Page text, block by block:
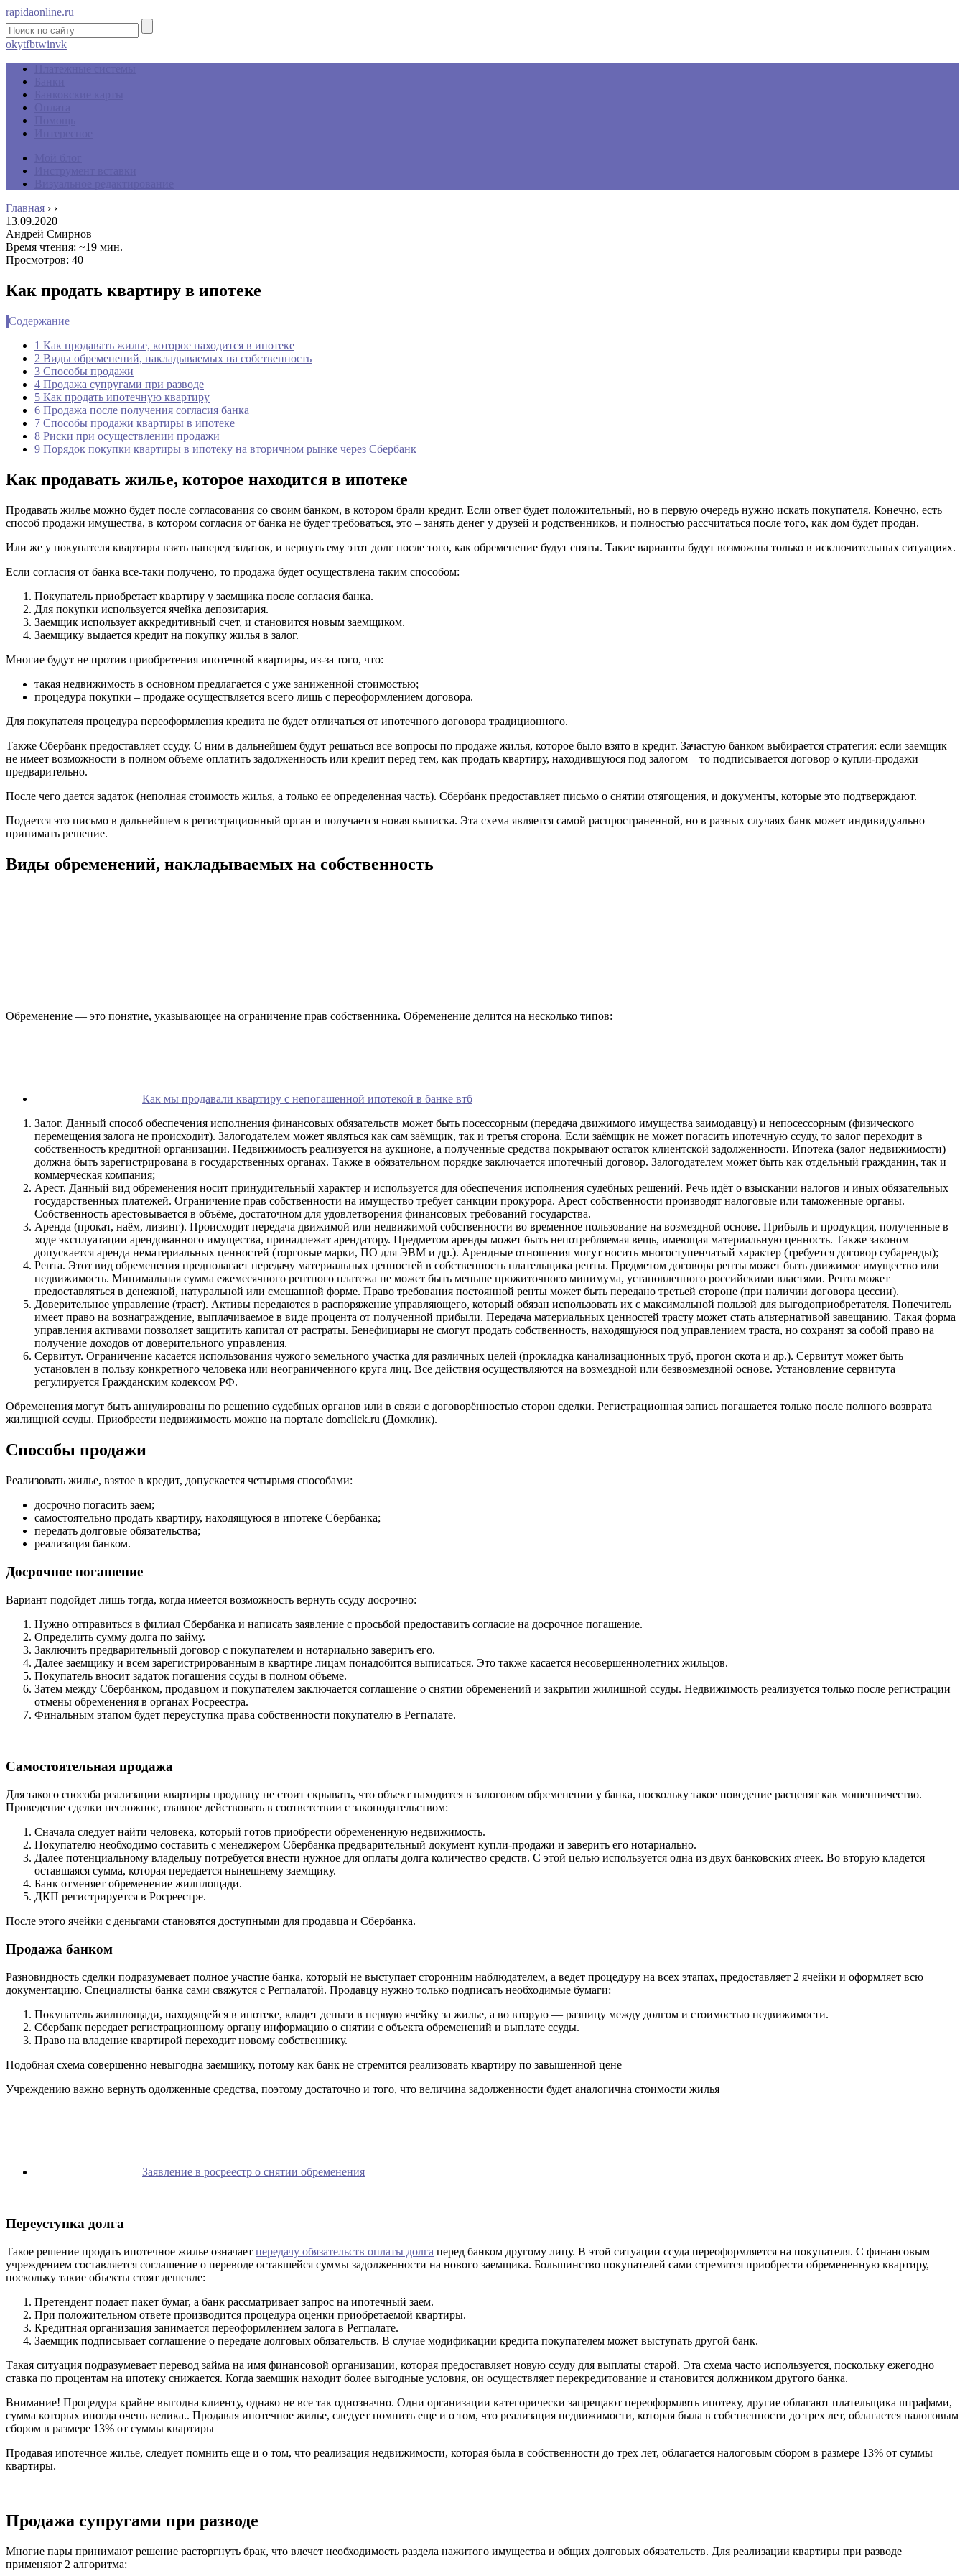
rapidaonline.ru
okytfbtwinvk
Главная › ›
13.09.2020
Андрей Смирнов
Время чтения: ~19 мин.
Просмотров: 40
Как продать квартиру в ипотеке
Содержание
1 Как продавать жилье, которое находится в ипотеке
2 Виды обременений, накладываемых на собственность
3 Способы продажи
4 Продажа супругами при разводе
5 Как продать ипотечную квартиру
6 Продажа после получения согласия банка
7 Способы продажи квартиры в ипотеке
8 Риски при осуществлении продажи
9 Порядок покупки квартиры в ипотеку на вторичном рынке через Сбербанк
Как продавать жилье, которое находится в ипотеке
Продавать жилье можно будет после согласования со своим банком, в котором брали кредит. Если ответ будет положительный, но в первую очередь нужно искать покупателя. Конечно, есть
способ продажи имущества, в котором согласия от банка не будет требоваться, это – занять денег у друзей и родственников, и полностью рассчитаться после того, как дом будет продан.
Или же у покупателя квартиры взять наперед задаток, и вернуть ему этот долг после того, как обременение будут сняты. Такие варианты будут возможны только в исключительных ситуациях.
Если согласия от банка все-таки получено, то продажа будет осуществлена таким способом:
Покупатель приобретает квартиру у заемщика после согласия банка.
Для покупки используется ячейка депозитария.
Заемщик использует аккредитивный счет, и становится новым заемщиком.
Заемщику выдается кредит на покупку жилья в залог.
Многие будут не против приобретения ипотечной квартиры, из-за того, что:
такая недвижимость в основном предлагается с уже заниженной стоимостью;
процедура покупки – продаже осуществляется всего лишь с переоформлением договора.
Для покупателя процедура переоформления кредита не будет отличаться от ипотечного договора традиционного.
Также Сбербанк предоставляет ссуду. С ним в дальнейшем будут решаться все вопросы по продаже жилья, которое было взято в кредит. Зачастую банком выбирается стратегия: если заемщик
не имеет возможности в полном объеме оплатить задолженность или кредит перед тем, как продать квартиру, находившуюся под залогом – то подписывается договор о купли-продажи
предварительно.
После чего дается задаток (неполная стоимость жилья, а только ее определенная часть). Сбербанк предоставляет письмо о снятии отягощения, и документы, которые это подтверждают.
Подается это письмо в дальнейшем в регистрационный орган и получается новая выписка. Эта схема является самой распространенной, но в разных случаях банк может индивидуально
принимать решение.
Виды обременений, накладываемых на собственность
Обременение — это понятие, указывающее на ограничение прав собственника. Обременение делится на несколько типов:
Как мы продавали квартиру с непогашенной ипотекой в банке втб
Залог. Данный способ обеспечения исполнения финансовых обязательств может быть посессорным (передача движимого имущества заимодавцу) и непосессорным (физического
перемещения залога не происходит). Залогодателем может являться как сам заёмщик, так и третья сторона. Если заёмщик не может погасить ипотечную ссуду, то залог переходит в
собственность кредитной организации. Недвижимость реализуется на аукционе, а полученные средства покрывают остаток клиентской задолженности. Ипотека (залог недвижимости)
должна быть зарегистрирована в государственных органах. Также в обязательном порядке заключается ипотечный договор. Залогодателем может быть как отдельный гражданин, так и
коммерческая компания;
Арест. Данный вид обременения носит принудительный характер и используется для обеспечения исполнения судебных решений. Речь идёт о взыскании налогов и иных обязательных
государственных платежей. Ограничение прав собственности на имущество требует санкции прокурора. Арест собственности производят налоговые или таможенные органы.
Собственность арестовывается в объёме, достаточном для удовлетворения финансовых требований государства.
Аренда (прокат, наём, лизинг). Происходит передача движимой или недвижимой собственности во временное пользование на возмездной основе. Прибыль и продукция, полученные в
ходе эксплуатации арендованного имущества, принадлежат арендатору. Предметом аренды может быть непотребляемая вещь, имеющая материальную ценность. Также законом
допускается аренда нематериальных ценностей (торговые марки, ПО для ЭВМ и др.). Арендные отношения могут носить многоступенчатый характер (требуется договор субаренды);
Рента. Этот вид обременения предполагает передачу материальных ценностей в собственность плательщика ренты. Предметом договора ренты может быть движимое имущество или
недвижимость. Минимальная сумма ежемесячного рентного платежа не может быть меньше прожиточного минимума, установленного российскими властями. Рента может
предоставляться в денежной, натуральной или смешанной форме. Право требования постоянной ренты может быть передано третьей стороне (при наличии договора цессии).
Доверительное управление (траст). Активы передаются в распоряжение управляющего, который обязан использовать их с максимальной пользой для выгодоприобретателя. Попечитель
имеет право на вознаграждение, выплачиваемое в виде процента от полученной прибыли. Передача материальных ценностей трасту может стать альтернативой завещанию. Такая форма
управления активами позволяет защитить капитал от растраты. Бенефициары не смогут продать собственность, находящуюся под управлением траста, но сохранят за собой право на
получение доходов от доверительного управления.
Сервитут. Ограничение касается использования чужого земельного участка для различных целей (прокладка канализационных труб, прогон скота и др.). Сервитут может быть
установлен в пользу конкретного человека или неограниченного круга лиц. Все действия осуществляются на возмездной или безвозмездной основе. Установление сервитута
регулируется Гражданским кодексом РФ.
Обременения могут быть аннулированы по решению судебных органов или в связи с договорённостью сторон сделки. Регистрационная запись погашается только после полного возврата
жилищной ссуды. Приобрести недвижимость можно на портале domclick.ru (Домклик).
Способы продажи
Реализовать жилье, взятое в кредит, допускается четырьмя способами:
досрочно погасить заем;
самостоятельно продать квартиру, находящуюся в ипотеке Сбербанка;
передать долговые обязательства;
реализация банком.
Досрочное погашение
Вариант подойдет лишь тогда, когда имеется возможность вернуть ссуду досрочно:
Нужно отправиться в филиал Сбербанка и написать заявление с просьбой предоставить согласие на досрочное погашение.
Определить сумму долга по займу.
Заключить предварительный договор с покупателем и нотариально заверить его.
Далее заемщику и всем зарегистрированным в квартире лицам понадобится выписаться. Это также касается несовершеннолетних жильцов.
Покупатель вносит задаток погашения ссуды в полном объеме.
Затем между Сбербанком, продавцом и покупателем заключается соглашение о снятии обременений и закрытии жилищной ссуды. Недвижимость реализуется только после регистрации
отмены обременения в органах Росреестра.
Финальным этапом будет переуступка права собственности покупателю в Регпалате.
Самостоятельная продажа
Для такого способа реализации квартиры продавцу не стоит скрывать, что объект находится в залоговом обременении у банка, поскольку такое поведение расценят как мошенничество.
Проведение сделки несложное, главное действовать в соответствии с законодательством:
Сначала следует найти человека, который готов приобрести обремененную недвижимость.
Покупателю необходимо составить с менеджером Сбербанка предварительный документ купли-продажи и заверить его нотариально.
Далее потенциальному владельцу потребуется внести нужное для оплаты долга количество средств. С этой целью используется одна из двух банковских ячеек. Во вторую кладется
оставшаяся сумма, которая передается нынешнему заемщику.
Банк отменяет обременение жилплощади.
ДКП регистрируется в Росреестре.
После этого ячейки с деньгами становятся доступными для продавца и Сбербанка.
Продажа банком
Разновидность сделки подразумевает полное участие банка, который не выступает сторонним наблюдателем, а ведет процедуру на всех этапах, предоставляет 2 ячейки и оформляет всю
документацию. Специалисты банка сами свяжутся с Регпалатой. Продавцу нужно только подписать необходимые бумаги:
Покупатель жилплощади, находящейся в ипотеке, кладет деньги в первую ячейку за жилье, а во вторую — разницу между долгом и стоимостью недвижимости.
Сбербанк передает регистрационному органу информацию о снятии с объекта обременений и выплате ссуды.
Право на владение квартирой переходит новому собственнику.
Подобная схема совершенно невыгодна заемщику, потому как банк не стремится реализовать квартиру по завышенной цене
Учреждению важно вернуть одолженные средства, поэтому достаточно и того, что величина задолженности будет аналогична стоимости жилья
Заявление в росреестр о снятии обременения
Переуступка долга
Такое решение продать ипотечное жилье означает передачу обязательств оплаты долга перед банком другому лицу. В этой ситуации ссуда переоформляется на покупателя. С финансовым
учреждением составляется соглашение о переводе оставшейся суммы задолженности на нового заемщика. Большинство покупателей сами стремятся приобрести обремененную квартиру,
поскольку такие объекты стоят дешевле:
Претендент подает пакет бумаг, а банк рассматривает запрос на ипотечный заем.
При положительном ответе производится процедура оценки приобретаемой квартиры.
Кредитная организация занимается переоформлением залога в Регпалате.
Заемщик подписывает соглашение о передаче долговых обязательств. В случае модификации кредита покупателем может выступать другой банк.
Такая ситуация подразумевает перевод займа на имя финансовой организации, которая предоставляет новую ссуду для выплаты старой. Эта схема часто используется, поскольку ежегодно
ставка по процентам на ипотеку снижается. Когда заемщик находит более выгодные условия, он осуществляет перекредитование и становится должником другого банка.
Внимание! Процедура крайне выгодна клиенту, однако не все так однозначно. Одни организации категорически запрещают переоформлять ипотеку, другие облагают плательщика штрафами,
сумма которых иногда очень велика.. Продавая ипотечное жилье, следует помнить еще и о том, что реализация недвижимости, которая была в собственности до трех лет, облагается налоговым
сбором в размере 13% от суммы квартиры
Продавая ипотечное жилье, следует помнить еще и о том, что реализация недвижимости, которая была в собственности до трех лет, облагается налоговым сбором в размере 13% от суммы
квартиры.
Продажа супругами при разводе
Многие пары принимают решение расторгнуть брак, что влечет необходимость раздела нажитого имущества и общих долговых обязательств. Для реализации квартиры при разводе
применяют 2 алгоритма: